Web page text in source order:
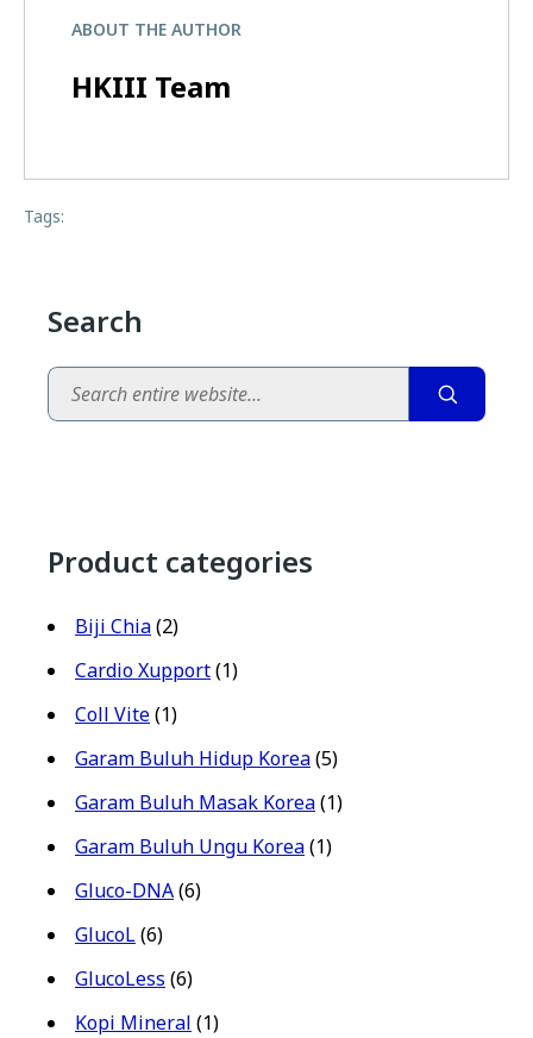
ABOUT THE AUTHOR
HKIII Team
Tags:
Search
Search
Product categories
Biji Chia(2)
Cardio Xupport(1)
Coll Vite(1)
Garam Buluh Hidup Korea(5)
Garam Buluh Masak Korea(1)
Garam Buluh Ungu Korea(1)
Gluco-DNA(6)
GlucoL(6)
GlucoLess (6)
Kopi Mineral (1)